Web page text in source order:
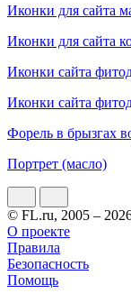
Иконки для сайта
Иконки для сайта
Иконки сайта
Иконки сайта
Форель в брызгах
Портрет (масло)
© FL.ru, 2005 –
О проекте
Правила
Безопасность
Помощь